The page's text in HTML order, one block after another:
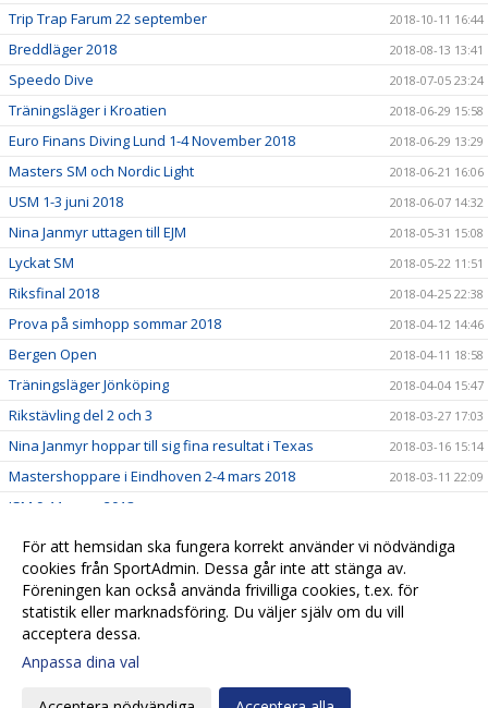
Trip Trap Farum 22 september 2018-10-11 16:44
Breddläger 2018 2018-08-13 13:41
Speedo Dive 2018-07-05 23:24
Träningsläger i Kroatien 2018-06-29 15:58
Euro Finans Diving Lund 1-4 November 2018 2018-06-29 13:29
Masters SM och Nordic Light 2018-06-21 16:06
USM 1-3 juni 2018 2018-06-07 14:32
Nina Janmyr uttagen till EJM 2018-05-31 15:08
Lyckat SM 2018-05-22 11:51
Riksfinal 2018 2018-04-25 22:38
Prova på simhopp sommar 2018 2018-04-12 14:46
Bergen Open 2018-04-11 18:58
Träningsläger Jönköping 2018-04-04 15:47
Rikstävling del 2 och 3 2018-03-27 17:03
Nina Janmyr hoppar till sig fina resultat i Texas 2018-03-16 15:14
Mastershoppare i Eindhoven 2-4 mars 2018 2018-03-11 22:09
JSM 9-11 mars 2018
Gamma Cup 2-4 mars 2018 2018-03-08 11:19
Stadsmatchen 4 mars 2018 2018-03-06 16:46
Prova på simhopp på sportlovet 2018-02-01 11:59
inställningar
Webbversion
För att hemsidan ska fungera korrekt använder vi nödvändiga
cookies från SportAdmin. Dessa går inte att stänga av.
Föreningen kan också använda frivilliga cookies, t.ex. för
statistik eller marknadsföring. Du väljer själv om du vill
acceptera dessa.
Anpassa dina val